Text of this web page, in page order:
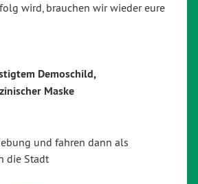
wird, brauchen wir wieder eure
Demoschild,
Maske
und fahren dann als
die Stadt